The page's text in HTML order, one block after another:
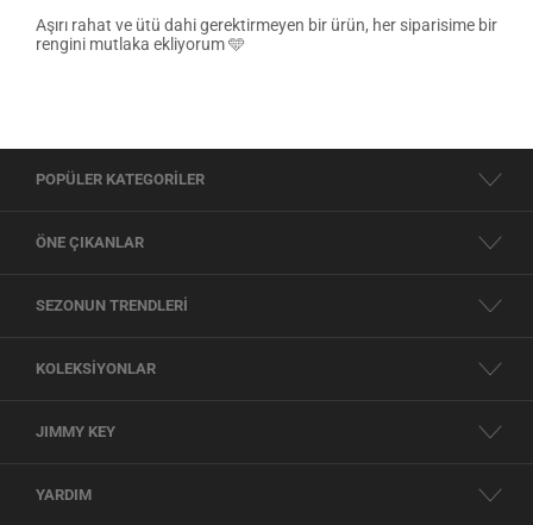
Aşırı rahat ve ütü dahi gerektirmeyen bir ürün, her siparisime bir
rengini mutlaka ekliyorum 🩵
POPÜLER KATEGORİLER
ÖNE ÇIKANLAR
SEZONUN TRENDLERİ
KOLEKSİYONLAR
JIMMY KEY
YARDIM